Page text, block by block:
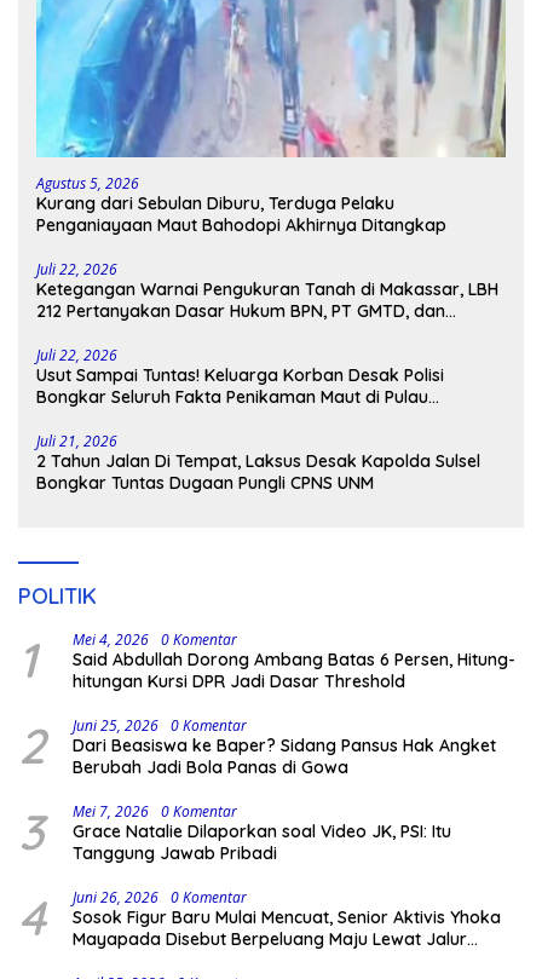
Agustus 5, 2026
Kurang dari Sebulan Diburu, Terduga Pelaku
Penganiayaan Maut Bahodopi Akhirnya Ditangkap
Juli 22, 2026
Ketegangan Warnai Pengukuran Tanah di Makassar, LBH
212 Pertanyakan Dasar Hukum BPN, PT GMTD, dan
Juli 22, 2026
Usut Sampai Tuntas! Keluarga Korban Desak Polisi
Bongkar Seluruh Fakta Penikaman Maut di Pulau
Juli 21, 2026
2 Tahun Jalan Di Tempat, Laksus Desak Kapolda Sulsel
Bongkar Tuntas Dugaan Pungli CPNS UNM
POLITIK
1 Mei 4, 2026 0 Komentar
Said Abdullah Dorong Ambang Batas 6 Persen, Hitung-
hitungan Kursi DPR Jadi Dasar Threshold
2 Juni 25, 2026 0 Komentar
Dari Beasiswa ke Baper? Sidang Pansus Hak Angket
Berubah Jadi Bola Panas di Gowa
3 Mei 7, 2026 0 Komentar
Grace Natalie Dilaporkan soal Video JK, PSI: Itu
Tanggung Jawab Pribadi
4 Juni 26, 2026 0 Komentar
Sosok Figur Baru Mulai Mencuat, Senior Aktivis Yhoka
Mayapada Disebut Berpeluang Maju Lewat Jalur